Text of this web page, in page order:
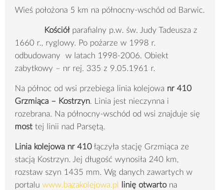
Wieś położona 5 km na północny-wschód od Barwic.
Kościółparafialny p.w. św. Judy Tadeusza z
1660 r., ryglowy. Po pożarze w 1998 r.
odbudowany w latach 1998-2006. Obiekt
zabytkowy – nr rej. 335 z 9.05.1961 r.
Na północ od wsi przebiega linia kolejowa nr 410
Grzmiąca – Kostrzyn. Linia jest nieczynna i
rozebrana. Na północny-wschód od wsi znajduje się
most tej linii nad Parsętą.
Linia kolejowa nr 410 łączyła stację Grzmiąca ze
stacją Kostrzyn. Jej długość wynosiła 240 km,
rozstaw szyn 1435 mm. Wg danych zawartych w
portalu www.bazakolejowa.pl linię otwartona